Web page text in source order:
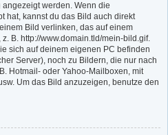
werden. Wenn die
hat, kannst du das Bild auch direkt
Bild verlinken, das auf einem
B. http://www.domain.tld/mein-bild.gif.
sich auf deinem eigenen PC befinden
Server), noch zu Bildern, die nur nach
Hotmail- oder Yahoo-Mailboxen, mit
Um das Bild anzuzeigen, benutze den